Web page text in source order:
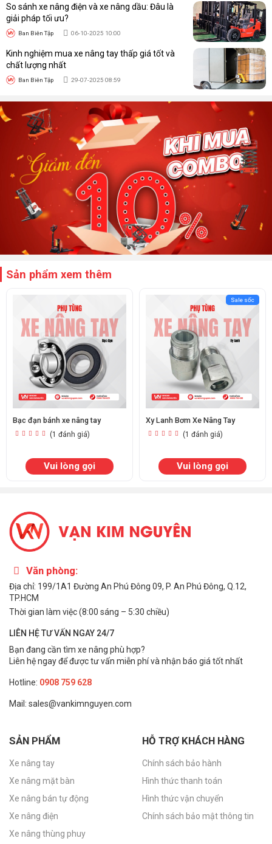
So sánh xe nâng điện và xe nâng dầu: Đâu là
giải pháp tối ưu?
Ban Biên Tập 06-10-2025 10:00
Kinh nghiệm mua xe nâng tay thấp giá tốt và
chất lượng nhất
Ban Biên Tập 29-07-2025 08:59
Sản phẩm xem thêm
Bạc đạn bánh xe nâng tay
(1 đánh giá)
Vui lòng gọi
Sale sốc
Xy Lanh Bơm Xe Nâng Tay
(1 đánh giá)
Vui lòng gọi
Văn phòng:
Địa chỉ: 199/1A1 Đường An Phú Đông 09, P. An Phú Đông, Q.12,
TP.HCM
Thời gian làm việc (8:00 sáng – 5:30 chiều)
LIÊN HỆ TƯ VẤN NGAY 24/7
Bạn đang cần tìm xe nâng phù hợp?
Liên hệ ngay để được tư vấn miễn phí và nhận báo giá tốt nhất
Hotline: 0908 759 628
Mail: sales@vankimnguyen.com
SẢN PHẨM
Xe nâng tay
Xe nâng mặt bàn
Xe nâng bán tự động
Xe nâng điện
Xe nâng thùng phuy
HỖ TRỢ KHÁCH HÀNG
Chính sách bảo hành
Hình thức thanh toán
Hình thức vận chuyển
Chính sách bảo mật thông tin